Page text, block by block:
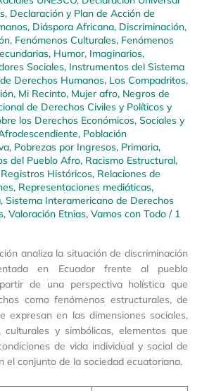
, Declaración y Plan de Acción de
, Diáspora Africana, Discriminación,
, Fenómenos Culturales, Fenómenos
, Humor, Imaginarios,
Sociales, Instrumentos del Sistema
Derechos Humanos, Los Compadritos,
, Mi Recinto, Mujer afro, Negros de
de Derechos Civiles y Políticos y
los Derechos Económicos, Sociales y
, Población
, Pobrezas por Ingresos, Primaria,
del Pueblo Afro, Racismo Estructural,
Registros Históricos, Relaciones de
, Representaciones mediáticas,
, Sistema Interamericano de Derechos
, Valoración Etnias, Vamos con Todo / 1
analiza la situación de discriminación
en Ecuador frente al pueblo
de una perspectiva holística que
como fenómenos estructurales, de
expresan en las dimensiones sociales,
culturales y simbólicas, elementos que
de vida individual y social de
el conjunto de la sociedad ecuatoriana.